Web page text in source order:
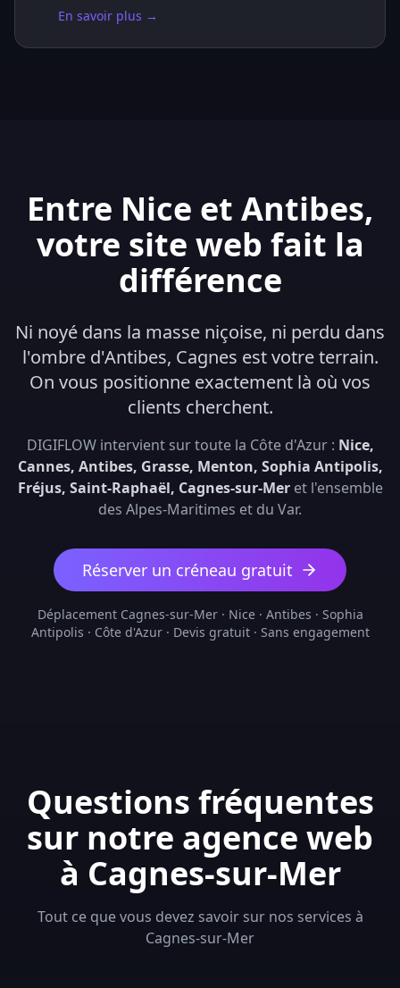
En savoir plus →
Entre Nice et Antibes,
votre site web fait la
différence
Ni noyé dans la masse niçoise, ni perdu dans
l'ombre d'Antibes, Cagnes est votre terrain.
On vous positionne exactement là où vos
clients cherchent.
DIGIFLOW intervient sur toute la Côte d'Azur : Nice,
Cannes, Antibes, Grasse, Menton, Sophia Antipolis,
Fréjus, Saint-Raphaël, Cagnes-sur-Meret l'ensemble
des Alpes-Maritimes et du Var.
Réserver un créneau gratuit
Déplacement Cagnes-sur-Mer · Nice · Antibes · Sophia
Antipolis · Côte d'Azur · Devis gratuit · Sans engagement
Questions fréquentes
sur notre agence web
à Cagnes-sur-Mer
Tout ce que vous devez savoir sur nos services à
Cagnes-sur-Mer